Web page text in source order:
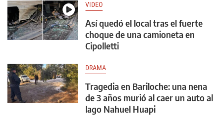
VIDEO
Así quedó el local tras el fuerte
choque de una camioneta en
Cipolletti
DRAMA
Tragedia en Bariloche: una nena
de 3 años murió al caer un auto al
lago Nahuel Huapi